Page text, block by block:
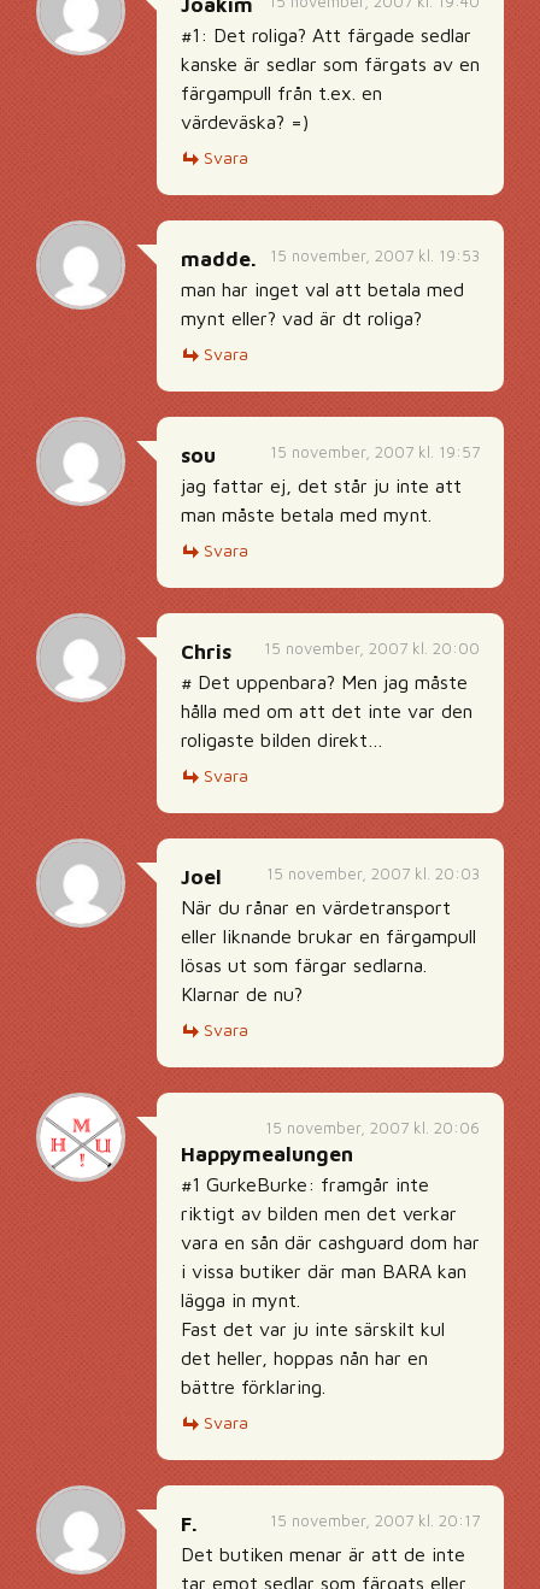
#1: Det roliga? Att färgade sedlar
kanske är sedlar som färgats av en
färgampull från t.ex. en
värdeväska? =)
Svara
15 november, 2007 kl. 19:53
madde.
man har inget val att betala med
mynt eller? vad är dt roliga?
Svara
15 november, 2007 kl. 19:57
sou
jag fattar ej, det står ju inte att
man måste betala med mynt.
Svara
15 november, 2007 kl. 20:00
Chris
# Det uppenbara? Men jag måste
hålla med om att det inte var den
roligaste bilden direkt…
Svara
15 november, 2007 kl. 20:03
Joel
När du rånar en värdetransport
eller liknande brukar en färgampull
lösas ut som färgar sedlarna.
Klarnar de nu?
Svara
15 november, 2007 kl. 20:06
Happymealungen
#1 GurkeBurke: framgår inte
riktigt av bilden men det verkar
vara en sån där cashguard dom har
i vissa butiker där man BARA kan
lägga in mynt.
Fast det var ju inte särskilt kul
det heller, hoppas nån har en
bättre förklaring.
Svara
15 november, 2007 kl. 20:17
F.
Det butiken menar är att de inte
tar emot sedlar som färgats eller